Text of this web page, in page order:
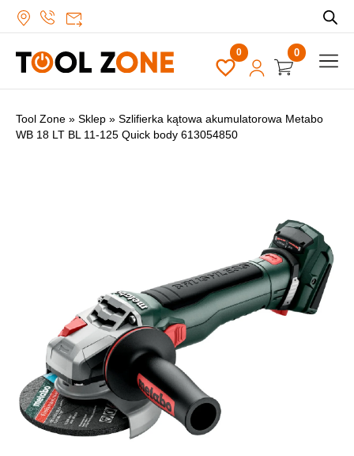
0
Tool Zone » Sklep » Szlifierka kątowa akumulatorowa Metabo
WB 18 LT BL 11-125 Quick body 613054850